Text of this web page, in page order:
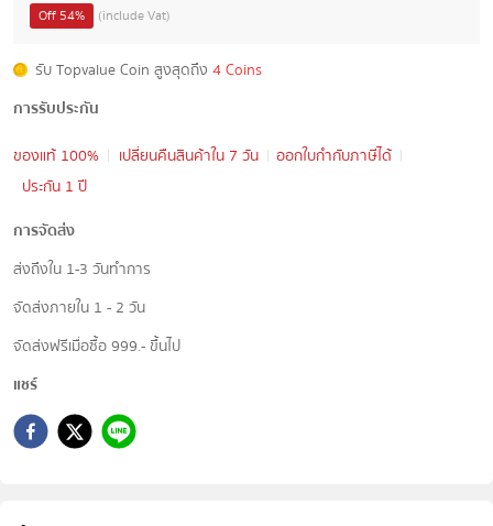
Off54% (include Vat)
รับ Topvalue Coin สูงสุดถึง 4 Coins
การรับประกัน
ของแท้ 100%
เปลี่ยนคืนสินค้าใน 7 วัน
ออกใบกำกับภาษีได้
ประกัน 1 ปี
การจัดส่ง
ส่งถึงใน 1-3 วันทำการ
จัดส่งภายใน 1 - 2 วัน
จัดส่งฟรีเมื่อซื้อ 999.- ขึ้นไป
แชร์